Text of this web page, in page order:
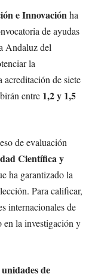
e Innovaciónha
de ayudas
Andaluz del
la
acreditación de siete
entre 1,2 y 1,5
de evaluación
Científica y
ha garantizado la
Para calificar,
internacionales de
la investigación y
de